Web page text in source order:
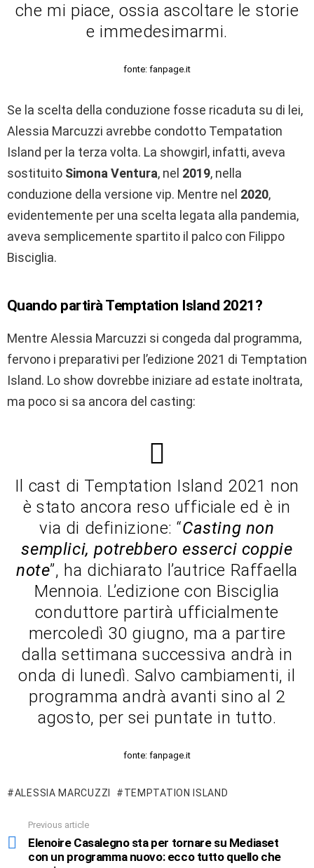
che mi piace, ossia ascoltare le storie
e immedesimarmi.
fonte: fanpage.it
Se la scelta della conduzione fosse ricaduta su di lei,
Alessia Marcuzzi avrebbe condotto Tempatation
Island per la terza volta. La showgirl, infatti, aveva
sostituito Simona Ventura, nel 2019, nella
conduzione della versione vip. Mentre nel 2020,
evidentemente per una scelta legata alla pandemia,
aveva semplicemente spartito il palco con Filippo
Bisciglia.
Quando partirà Temptation Island 2021?
Mentre Alessia Marcuzzi si congeda dal programma,
fervono i preparativi per l’edizione 2021 di Temptation
Island. Lo show dovrebbe iniziare ad estate inoltrata,
ma poco si sa ancora del casting:
Il cast di Temptation Island 2021 non
è stato ancora reso ufficiale ed è in
via di definizione: “Casting non
semplici, potrebbero esserci coppie
note”, ha dichiarato l’autrice Raffaella
Mennoia. L’edizione con Bisciglia
conduttore partirà ufficialmente
mercoledì 30 giugno, ma a partire
dalla settimana successiva andrà in
onda di lunedì. Salvo cambiamenti, il
programma andrà avanti sino al 2
agosto, per sei puntate in tutto.
fonte: fanpage.it
ALESSIA MARCUZZI TEMPTATION ISLAND
more
Previous article
Elenoire Casalegno sta per tornare su Mediaset
con un programma nuovo: ecco tutto quello che